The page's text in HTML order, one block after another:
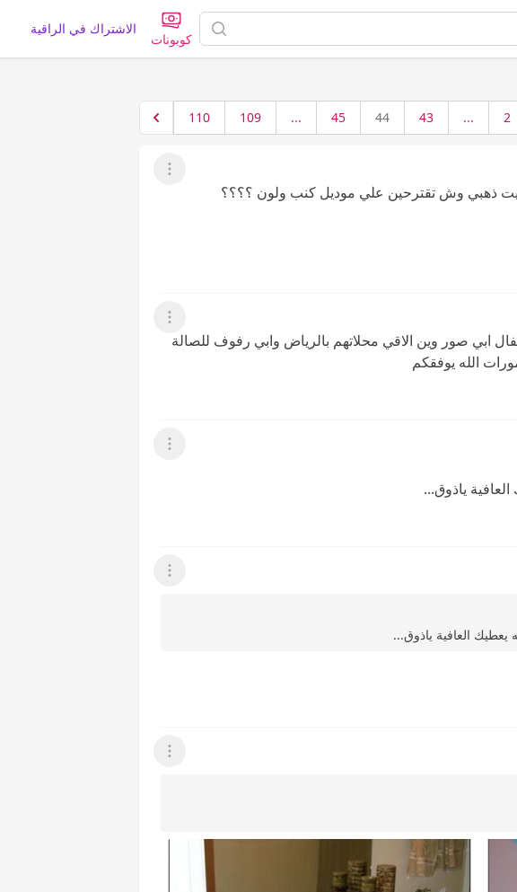
كوبونات
الاشتراك في الراقية
2
...
43
44
45
...
109
110
عرض القائمة
ذهبي وش تقترحين علي موديل كنب ولون ؟؟؟؟
عرض القائمة
ابي صور وين الاقي محلاتهم بالرياض وابي رفوف للصالة
الله يوفقكم
عرض القائمة
ياذوق...
عرض القائمة
العافية ياذوق...
عرض القائمة